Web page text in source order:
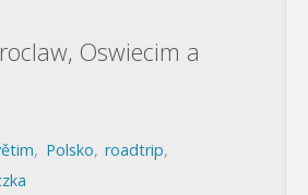
Oswiecim a
, Polsko, roadtrip,